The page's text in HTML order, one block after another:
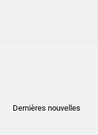
Dernières nouvelles